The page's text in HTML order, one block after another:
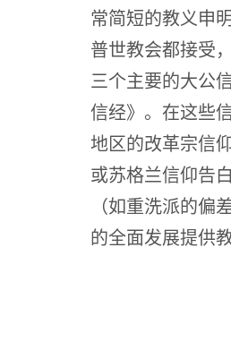
常简短的教义申
普世教会都接受
三个主要的大公
信经》。在这些
地区的改革宗信
或苏格兰信仰告
（如重洗派的
的全面发展提供